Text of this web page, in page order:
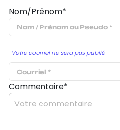
Nom/Prénom*
Votre courriel ne sera pas publié
Commentaire*